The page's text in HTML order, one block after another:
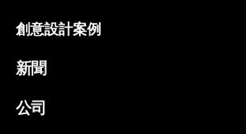
創意設計案例
新聞
公司